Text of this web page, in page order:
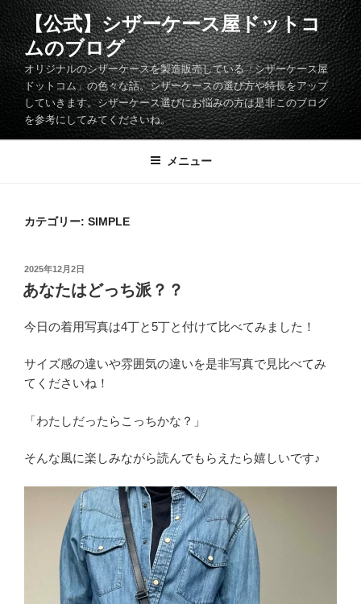
コ
ン
テ
ン
キ
【公式】シザーケース屋ドットコ
ムのブログ
オリジナルのシザーケースを製造販売している「シザーケース屋
ドットコム」の色々な話。シザーケースの選び方や特長をアップ
していきます。シザーケース選びにお悩みの方は是非このブログ
を参考にしてみてくださいね。
メニュー
カテゴリー: SIMPLE
投
稿
日:
2025年12月2日
あなたはどっち派？？
今日の着用写真は4丁と5丁と付けて比べてみました！
サイズ感の違いや雰囲気の違いを是非写真で見比べてみ
てくださいね！
「わたしだったらこっちかな？」
そんな風に楽しみながら読んでもらえたら嬉しいです♪